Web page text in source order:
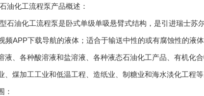
油化工流程泵产品概述：
油化工流程泵是卧式单级单吸悬臂式结构，是引进瑞士苏
频APP下载导航的液体；适合于输送中性的或有腐蚀性的液
液、各种酸溶液和盐溶液、各种液态石油化工产品、有机化
、煤加工工业和低温工程、造纸业、制糖业和海水淡化工程等
：